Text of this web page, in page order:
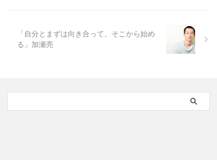
「自分とまずは向き合って、そこから始め
る」加瀬亮